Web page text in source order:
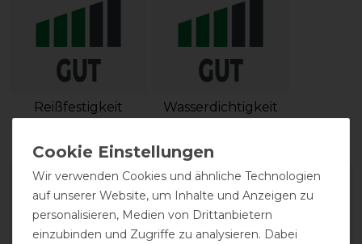
Reißfestigkeit Wasserdichtigkeit
Wir verwenden Cookies und ähnliche Technologien
auf unserer Website, um Inhalte und Anzeigen zu
personalisieren, Medien von Drittanbietern
einzubinden und Zugriffe zu analysieren. Dabei